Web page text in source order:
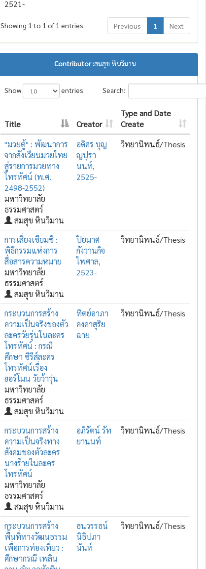
2521-
Showing 1 to 1 of 1 entries Previous 1 Next
Contributor :สมสุข หินวิมาน
Show entries Search:
Title Creator
Type and Date
Create
"มวยตู้" : พัฒนาการ
จากสังเวียนมวยไทย
สู่รายการมวยทาง
โทรทัศน์ (พ.ศ.
2498-2552)
มหาวิทยาลัย
ธรรมศาสตร์
สมสุข หินวิมาน
อดิศร บุญ
ญปุรา
นนท์,
2525-
วิทยานิพนธ์/Thesis
การเสี่ยงเซียมซี :
พิธีกรรมแห่งการ
สื่อสารความหมาย
มหาวิทยาลัย
ธรรมศาสตร์
สมสุข หินวิมาน
ปิยมาศ
กังวานกิจ
ไพศาล,
2523-
วิทยานิพนธ์/Thesis
กระบวนการสร้าง
ความเป็นจริงของตัว
ละครวัยรุ่นในละคร
โทรทัศน์ : กรณี
ศึกษา ซีรีส์ละคร
โทรทัศน์เรื่อง
ฮอร์โมน วัยว้าวุ่น
มหาวิทยาลัย
ธรรมศาสตร์
สมสุข หินวิมาน
ทิตย์อาภา
คงคาสุริย
ฉาย
วิทยานิพนธ์/Thesis
กระบวนการสร้าง
ความเป็นจริงทาง
สังคมของตัวละคร
นางร้ายในละคร
โทรทัศน์
มหาวิทยาลัย
ธรรมศาสตร์
สมสุข หินวิมาน
อภิรัตน์ รัท
ยานนท์
วิทยานิพนธ์/Thesis
กระบวนการสร้าง
พื้นที่ทางวัฒนธรรม
เพื่อการท่องเที่ยว :
ศึกษากรณี เพลิน
ธนวรรธน์
นิธิปภา
นันท์
วิทยานิพนธ์/Thesis